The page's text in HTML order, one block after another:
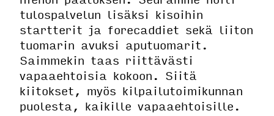
tulospalvelun lisäksi kisoihin
startterit ja forecaddiet sekä liiton
tuomarin avuksi aputuomarit.
Saimmekin taas riittävästi
vapaaehtoisia kokoon. Siitä
kiitokset, myös kilpailutoimikunnan
puolesta, kaikille vapaaehtoisille.